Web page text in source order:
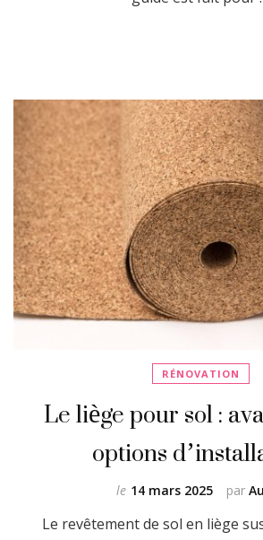
RÉNOVATION
Le liège pour sol :
options
par
le 14 mars 2025
Le revêtement de sol en liège